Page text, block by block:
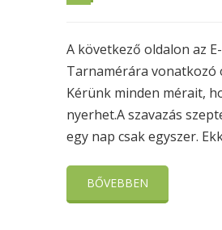
A következő oldalon az
Tarnamérára vonatkozó
Kérünk minden mérait,
nyerhet.A szavazás
egy nap csak egyszer.
BŐVEBBEN